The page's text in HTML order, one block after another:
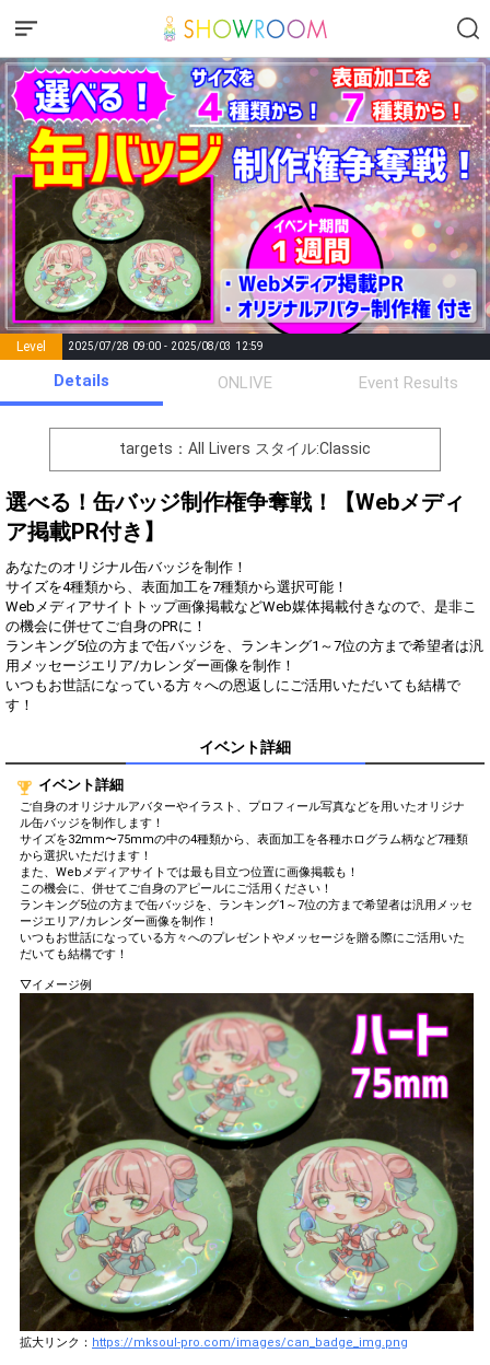
Level 2025/07/28 09:00 - 2025/08/03 12:59
Points List of Goal
number of
positions
Rema
0 Event Begins!
オリジナルアバター制作権獲
得！
Gifting
Throw gifts to the stage and join
the live performance.
First, try throwing free Stars
(once a day)! You can also charge
Show Gold to purchase gifts
(available from 1 JPY)! When you
continue to send gifts to the
performer(s), the performer's
To cheer on performers, you can
send them gifts.
To send performers paid items,
you must use Show Gold.
You can post comments. Please
refrain from posting comments
that may offend performers or
other users.
Close
Details ONLIVE Event Results
targets：All Livers スタイル:Classic
選べる！缶バッジ制作権争奪戦！【Webメディ
ア掲載PR付き】
あなたのオリジナル缶バッジを制作！
サイズを4種類から、表面加工を7種類から選択可能！
Webメディアサイトトップ画像掲載などWeb媒体掲載付きなので、是非こ
の機会に併せてご自身のPRに！
ランキング5位の方まで缶バッジを、ランキング1～7位の方まで希望者は汎
用メッセージエリア/カレンダー画像を制作！
いつもお世話になっている方々への恩返しにご活用いただいても結構で
す！
イベント詳細
イベント詳細
ご自身のオリジナルアバターやイラスト、プロフィール写真などを用いたオリジナ
ル缶バッジを制作します！
サイズを32mm〜75mmの中の4種類から、表面加工を各種ホログラム柄など7種類
から選択いただけます！
また、Webメディアサイトでは最も目立つ位置に画像掲載も！
この機会に、併せてご自身のアピールにご活用ください！
ランキング5位の方まで缶バッジを、ランキング1～7位の方まで希望者は汎用メッセ
ージエリア/カレンダー画像を制作！
いつもお世話になっている方々へのプレゼントやメッセージを贈る際にご活用いた
だいても結構です！
▽イメージ例
拡大リンク： https://mksoul-pro.com/images/can_badge_img.png